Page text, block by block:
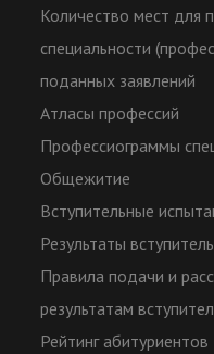
Количество мест для
специальности
поданных заявлений
Атласы профессий
Профессиограммы
Общежитие
Вступительные
Результаты
Правила подачи и
результатам
Рейтинг абитуриентов